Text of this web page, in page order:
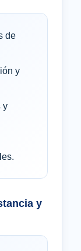
de
y
y
y